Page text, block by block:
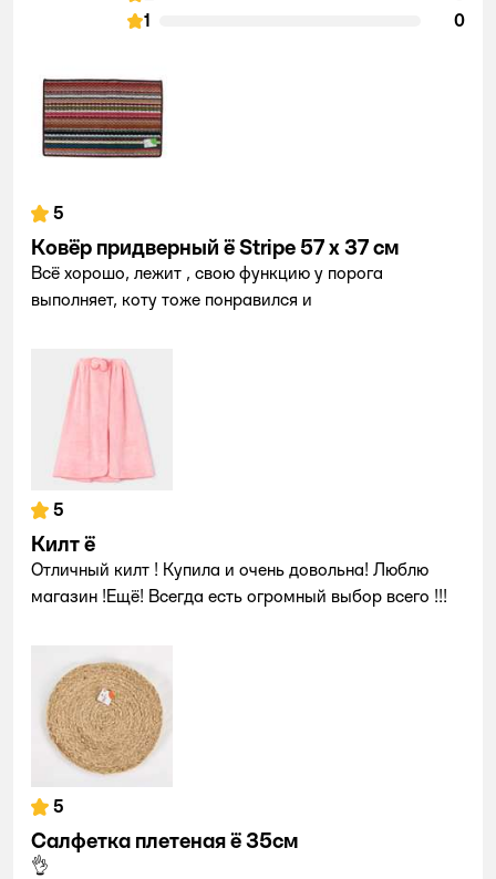
1
0
5
Ковёр придверный ё Stripe 57 x 37 см
Всё хорошо, лежит , свою функцию у порога
выполняет, коту тоже понравился и
5
Килт ё
Отличный килт ! Купила и очень довольна! Люблю
магазин !Ещё! Всегда есть огромный выбор всего !!!
5
Салфетка плетеная ё 35см
👌